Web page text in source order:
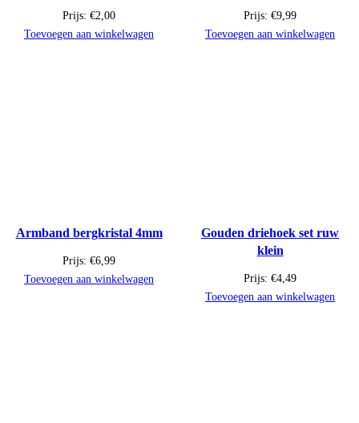
Prijs: €2,00
Toevoegen aan winkelwagen
Prijs: €9,99
Toevoegen aan winkelwagen
Armband bergkristal 4mm
Prijs: €6,99
Toevoegen aan winkelwagen
Gouden driehoek set ruw
klein
Prijs: €4,49
Toevoegen aan winkelwagen